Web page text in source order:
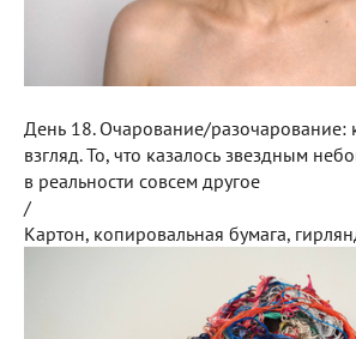
День 18. Очарование/разочарование:
взгляд. То, что казалось звездным
в реальности совсем другое
/
Картон, копировальная бумага,